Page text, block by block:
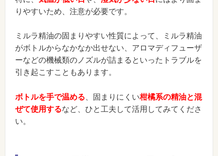
りやすいため、注意が必要です。
ミルラ精油の固まりやすい性質によって、ミルラ精油
がボトルからなかなか出せない、アロマディフューザ
ーなどの機械類のノズルが詰まるといったトラブルを
引き起こすこともあります。
ボトルを手で温める 、固まりにくい柑橘系の精油と混
ぜて使用するなど、ひと工夫して活用してみてくださ
い。